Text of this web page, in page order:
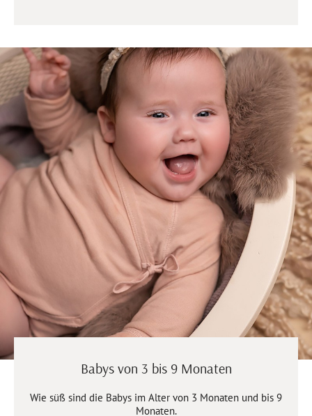
Babys von 3 bis 9 Monaten
Wie süß sind die Babys im Alter von 3 Monaten und bis 9
Monaten.